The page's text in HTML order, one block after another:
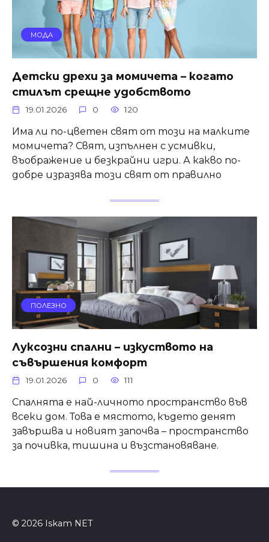
МОДА
Детски дрехи за момичета – когато
стилът срещне удобството
19.01.2026 0 120
Има ли по-цветен свят от този на малките
момичета? Свят, изпълнен с усмивки,
въображение и безкрайни игри. А какво по-
добре изразява този свят от правилно
ПОЛЕЗНО
Луксозни спални – изкуството на
съвършения комфорт
19.01.2026 0 111
Спалнята е най-личното пространство във
всеки дом. Това е мястото, където денят
завършва и новият започва – пространство
за почивка, тишина и възстановяване.
© 2026 Iskam NET